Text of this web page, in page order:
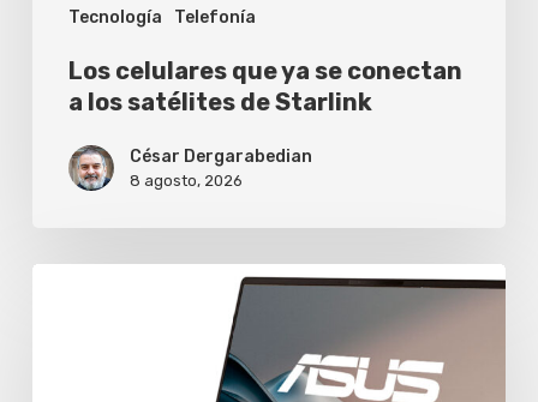
Tecnología Telefonía
StarlinkLos celulares que ya se conectan
a los satélites de Starlink
César Dergarabedian
8 agosto, 2026